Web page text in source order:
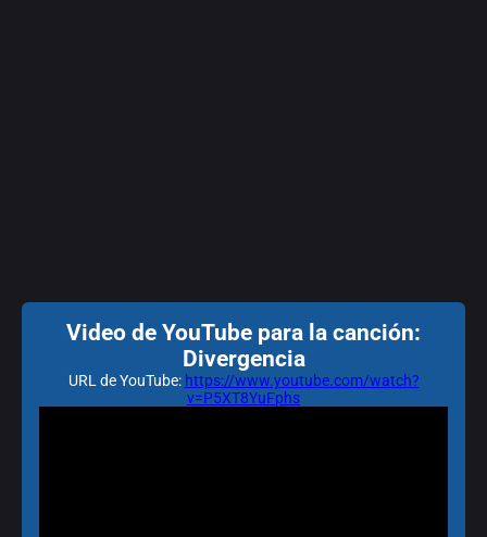
Video de YouTube para la canción:
Divergencia
URL de YouTube: https://www.youtube.com/watch?
v=P5XT8YuFphs